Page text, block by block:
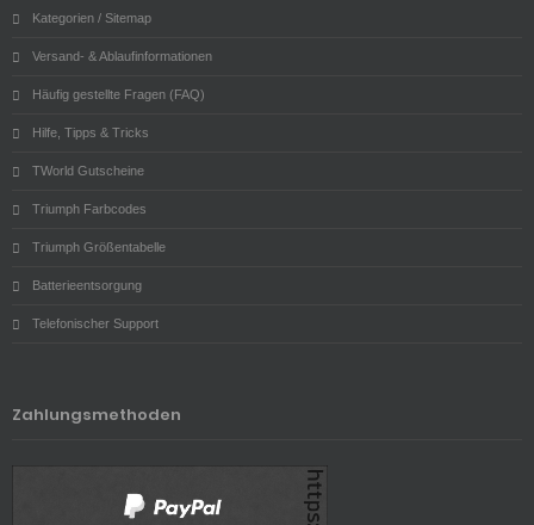
Kategorien / Sitemap
Versand- & Ablaufinformationen
Häufig gestellte Fragen (FAQ)
Hilfe, Tipps & Tricks
TWorld Gutscheine
Triumph Farbcodes
Triumph Größentabelle
Batterieentsorgung
Telefonischer Support
Zahlungsmethoden